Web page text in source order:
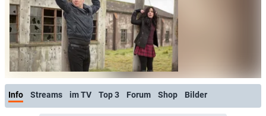
Info Streams im TV Top 3 Forum Shop Bilder